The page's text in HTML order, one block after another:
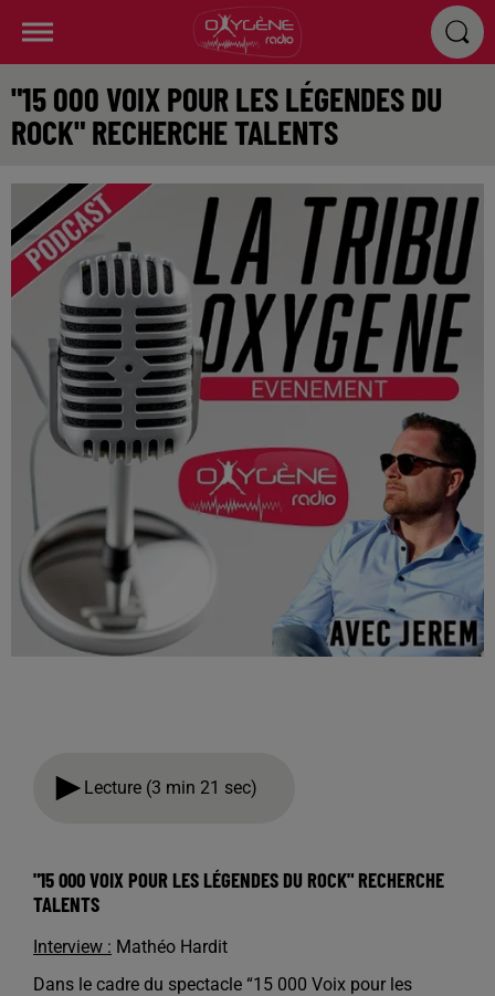
"15 000 VOIX POUR LES LÉGENDES DU
ROCK" RECHERCHE TALENTS
Lecture (3 min 21 sec)
"15 000 VOIX POUR LES LÉGENDES DU ROCK" RECHERCHE
TALENTS
Interview : Mathéo Hardit
Dans le cadre du spectacle “15 000 Voix pour les